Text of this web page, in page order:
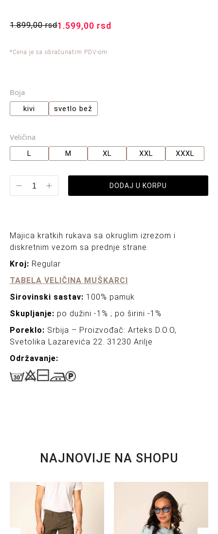
1.899,00rsd1.599,00 rsd
*Cena je sa obračunatim PDV-om
Boja
kivi svetlo bež
Veličina
L M XL XXL XXXL
DODAJ U KORPU
Majica kratkih rukava sa okruglim izrezom i
diskretnim vezom sa prednje strane.
Kroj: Regular
TABELA VELIČINA MUŠKARCI
Sirovinski sastav: 100% pamuk
Skupljanje: po dužini -1% ; po širini -1%
Poreklo: Srbija – Proizvođač: Arteks D.O.O,
Svetolika Lazarevića 22. 31230 Arilje
Održavanje:
NAJNOVIJE NA SHOPU